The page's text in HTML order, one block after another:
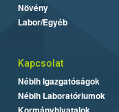
Növény
Labor/Egyéb
Kapcsolat
Nébih Igazgatóságok
Nébih Laboratóriumok